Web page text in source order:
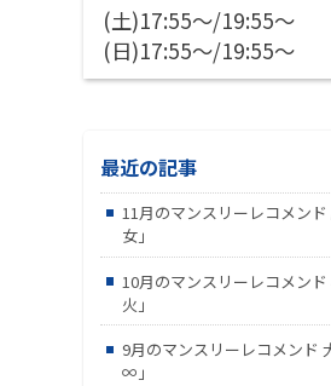
(土)17:55～/19:55～
(日)17:55～/19:55～
最近の記事
11月のマンスリーレコメン
女」
10月のマンスリーレコメン
火」
9月のマンスリーレコメンド
∞」